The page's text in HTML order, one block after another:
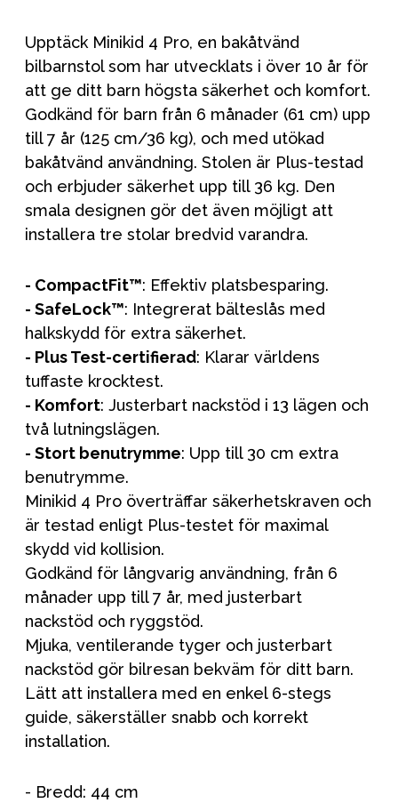
Upptäck Minikid 4 Pro, en bakåtvänd
bilbarnstol som har utvecklats i över 10 år för
att ge ditt barn högsta säkerhet och komfort.
Godkänd för barn från 6 månader (61 cm) upp
till 7 år (125 cm/36 kg), och med utökad
bakåtvänd användning. Stolen är Plus-testad
och erbjuder säkerhet upp till 36 kg. Den
smala designen gör det även möjligt att
installera tre stolar bredvid varandra.
- CompactFit™: Effektiv platsbesparing.
- SafeLock™: Integrerat bälteslås med
halkskydd för extra säkerhet.
- Plus Test-certifierad: Klarar världens
tuffaste krocktest.
- Komfort: Justerbart nackstöd i 13 lägen och
två lutningslägen.
- Stort benutrymme: Upp till 30 cm extra
benutrymme.
Minikid 4 Pro överträffar säkerhetskraven och
är testad enligt Plus-testet för maximal
skydd vid kollision.
Godkänd för långvarig användning, från 6
månader upp till 7 år, med justerbart
nackstöd och ryggstöd.
Mjuka, ventilerande tyger och justerbart
nackstöd gör bilresan bekväm för ditt barn.
Lätt att installera med en enkel 6-stegs
guide, säkerställer snabb och korrekt
installation.
- Bredd: 44 cm